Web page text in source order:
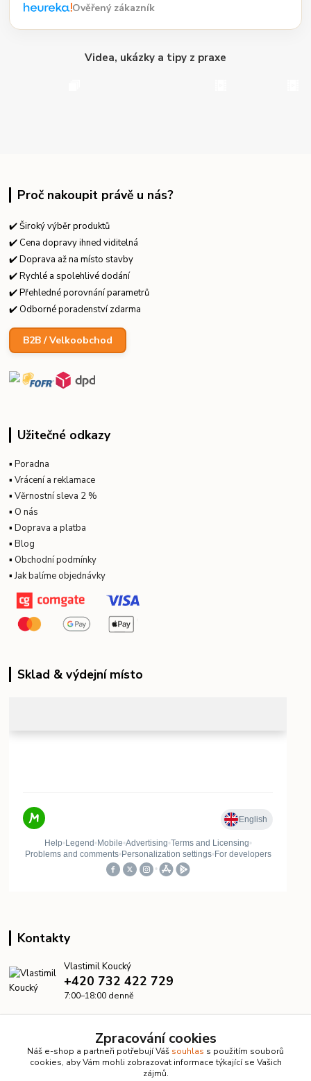
Ověřený zákazník
Videa, ukázky a tipy z praxe
Proč nakoupit právě u nás?
✔️ Široký výběr produktů
✔️ Cena dopravy ihned viditelná
✔️ Doprava až na místo stavby
✔️ Rychlé a spolehlivé dodání
✔️ Přehledné porovnání parametrů
✔️ Odborné poradenství zdarma
B2B / Velkoobchod
Užitečné odkazy
▪Poradna
▪Vrácení a reklamace
▪Věrnostní sleva 2 %
▪ O nás
▪Doprava a platba
▪Blog
▪ Obchodní podmínky
▪Jak balíme objednávky
Sklad & výdejní místo
Kontakty
Vlastimil Koucký
+420 732 422 729
7:00–18:00 denně
Zpracování cookies
Náš e-shop a partneři potřebují Váš souhlas s použitím souborů
cookies, aby Vám mohli zobrazovat informace týkající se Vašich
zájmů.